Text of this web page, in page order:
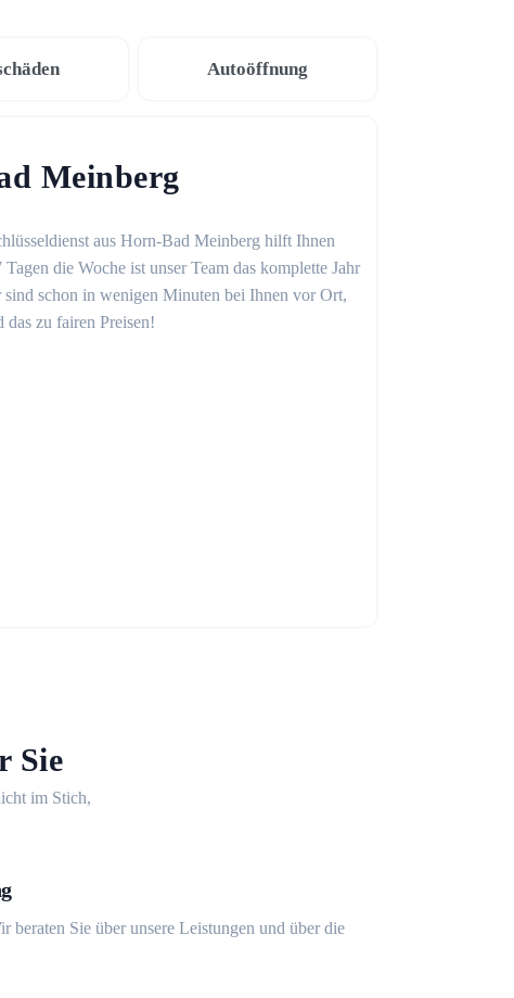
Autoöffnung
Meinberg
aus Horn-Bad Meinberg hilft Ihnen
die Woche ist unser Team das komplette Jahr
schon in wenigen Minuten bei Ihnen vor Ort,
zu fairen Preisen!
Sie
im Stich,
beraten Sie über unsere Leistungen und über die